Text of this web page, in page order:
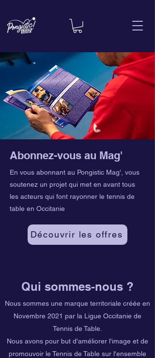
Abonnez-vous au Mag'
En vous abonnant au Pongistic Mag', vous
soutenez un projet qui met en avant tous
les acteurs qui font rayonner le tennis de
table en Occitanie
Découvrir les offres
Qui sommes-nous ?
Nous sommes une marque territoriale créée en
Novembre 2021 par la Ligue Occitanie de
Tennis de Table.
Nous avons pour but d'améliorer l'image et de
promouvoir le Tennis de Table sur l'ensemble